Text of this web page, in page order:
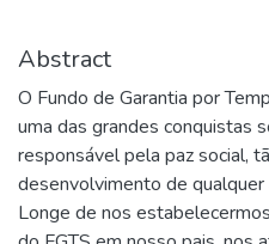
Abstract
O Fundo de Garantia por
uma das grandes conquistas
responsável pela paz social,
desenvolvimento de qualquer
Longe de nos